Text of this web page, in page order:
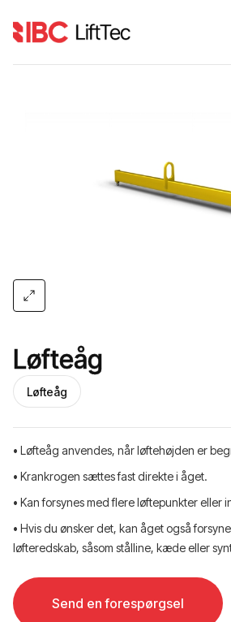
Løfteåg
Løfteåg
• Løfteåg anvendes, når løftehøjden er
• Krankrogen sættes fast direkte i åget.
• Kan forsynes med flere løftepunkter eller
• Hvis du ønsker det, kan åget også
løfteredskab, såsom stålline, kæde eller
Send en forespørgsel